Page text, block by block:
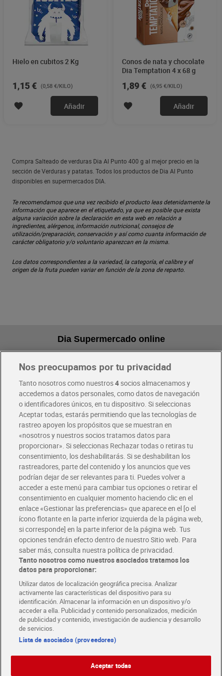
Hielo en cubitos 2 Kg
1,15 € (0,58 €/KILO)
Añadir
Conos de nata y chocolate
Dia Temptation 4 x 68 g
1,89 € (6,95 €/KILO)
Añadir
Compra Salteado de verduras Dia Al Punto 400 g al mejor precio en la
sección de Verduras y patatas. Todos los productos de Dia Al Punto
disponibles en supermercados DIA.
Te recomendamos que una vez recibido el producto leas detenidamente la
información que aparece en el etiquetado, ya que es posible que exista
alguna variación sobre la declaración en esta web en relación a
ingredientes, alérgenos, información nutricional, consejos de
utilización/preparación, conservación y así como cuanta información de
carácter obligatorio y/o voluntario aparezcan en la misma.
Los datos correspondientes a la variedad, la categoría, el calibre y el
origen de la fruta pueden variar en función de la zona de reparto.
Dia Supermercado online
Pide hoy, recibe hoy
Envío gratis por compras superiores a 100€
Envío estandar por 4,99€
Glovo y Uber Eats
Solicita tu factura de Glovo o Uber Eats
Únete al CLUB Dia
Disfruta las ventajas y ofertas exclusivas.
Descárgate la APP Dia
Folletos y Tiendas
Descubre las mejores ofertas y busca tu tienda más cercana
Tarjeta MaX Dia
Te devuelve hasta 8€/mes de tus compras.
¡Solicita tu tarjeta de crédito aquí!
COMER MEJOR CADA DIA
COLABORA CON DIA ABRE TU TIENDA DIA CORPORATE
Nos preocupamos por tu privacidad
Tanto nosotros como nuestros4socios almacenamos y
accedemos a datos personales, como datos de navegación
o identificadores únicos, en tu dispositivo. Si seleccionas
Aceptar todas, estarás permitiendo que las tecnologías de
rastreo apoyen los propósitos que se muestran en
«nosotros y nuestros socios tratamos datos para
proporcionar». Si seleccionas Rechazar todas o retiras tu
consentimiento, los deshabilitarás. Si se deshabilitan los
rastreadores, parte del contenido y los anuncios que ves
podrían dejar de ser relevantes para ti. Puedes volver a
acceder a este menú para cambiar tus opciones o retirar el
consentimiento en cualquier momento haciendo clic en el
enlace «Gestionar las preferencias» que aparece en el [o el
ícono flotante en la parte inferior izquierda de la página web,
si corresponde] en la parte inferior de la página web. Tus
opciones tendrán efecto dentro de nuestro Sitio web. Para
saber más, consulta nuestra política de privacidad.
Tanto nosotros como nuestros asociados tratamos los
datos para proporcionar:
Utilizar datos de localización geográfica precisa. Analizar
activamente las características del dispositivo para su
identificación. Almacenar la información en un dispositivo y/o
acceder a ella. Publicidad y contenido personalizados, medición
de publicidad y contenido, investigación de audiencia y desarrollo
de servicios.
Lista de asociados (proveedores)
Aceptar todas